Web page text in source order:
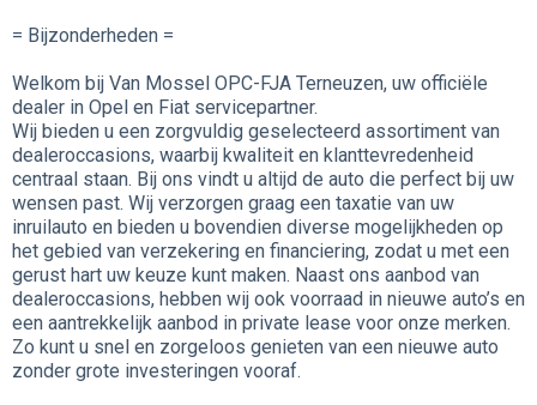
= Bijzonderheden =
Welkom bij Van Mossel OPC-FJA Terneuzen, uw officiële
dealer in Opel en Fiat servicepartner.
Wij bieden u een zorgvuldig geselecteerd assortiment van
dealeroccasions, waarbij kwaliteit en klanttevredenheid
centraal staan. Bij ons vindt u altijd de auto die perfect bij uw
wensen past. Wij verzorgen graag een taxatie van uw
inruilauto en bieden u bovendien diverse mogelijkheden op
het gebied van verzekering en financiering, zodat u met een
gerust hart uw keuze kunt maken. Naast ons aanbod van
dealeroccasions, hebben wij ook voorraad in nieuwe auto’s en
een aantrekkelijk aanbod in private lease voor onze merken.
Zo kunt u snel en zorgeloos genieten van een nieuwe auto
zonder grote investeringen vooraf.